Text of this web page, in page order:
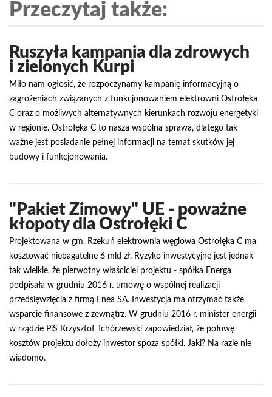
Przeczytaj także:
Ruszyła kampania dla zdrowych
i zielonych Kurpi
Miło nam ogłosić, że rozpoczynamy kampanię informacyjną o
zagrożeniach związanych z funkcjonowaniem elektrowni Ostrołęka
C oraz o możliwych alternatywnych kierunkach rozwoju energetyki
w regionie. Ostrołęka C to nasza wspólna sprawa, dlatego tak
ważne jest posiadanie pełnej informacji na temat skutków jej
budowy i funkcjonowania.
"Pakiet Zimowy" UE - poważne
kłopoty dla Ostrołęki C
Projektowana w gm. Rzekuń elektrownia węglowa Ostrołęka C ma
kosztować niebagatelne 6 mld zł. Ryzyko inwestycyjne jest jednak
tak wielkie, że pierwotny właściciel projektu - spółka Energa
podpisała w grudniu 2016 r. umowę o wspólnej realizacji
przedsięwzięcia z firmą Enea SA. Inwestycja ma otrzymać także
wsparcie finansowe z zewnątrz. W grudniu 2016 r. minister energii
w rządzie PiS Krzysztof Tchórzewski zapowiedział, że połowę
kosztów projektu dołoży inwestor spoza spółki. Jaki? Na razie nie
wiadomo.